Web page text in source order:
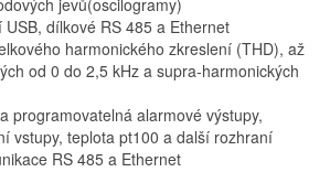
jevů(oscilogramy)
dílkové RS 485 a Ethernet
harmonického zkreslení (THD), až
od 0 do 2,5 kHz a supra-harmonických
programovatelná alarmové výstupy,
vstupy, teplota pt100 a další rozhraní
RS 485 a Ethernet